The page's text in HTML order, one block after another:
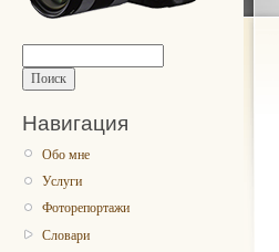
Навигация
Обо мне
Услуги
Фоторепортажи
Словари